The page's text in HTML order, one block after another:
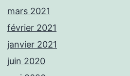
mars 2021
février 2021
janvier 2021
juin 2020